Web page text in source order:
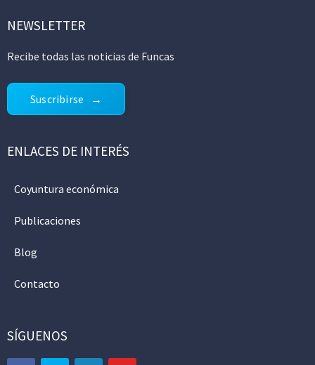
NEWSLETTER
Recibe todas las noticias de Funcas
Suscribirse
ENLACES DE INTERÉS
Coyuntura económica
Publicaciones
Blog
Contacto
SÍGUENOS